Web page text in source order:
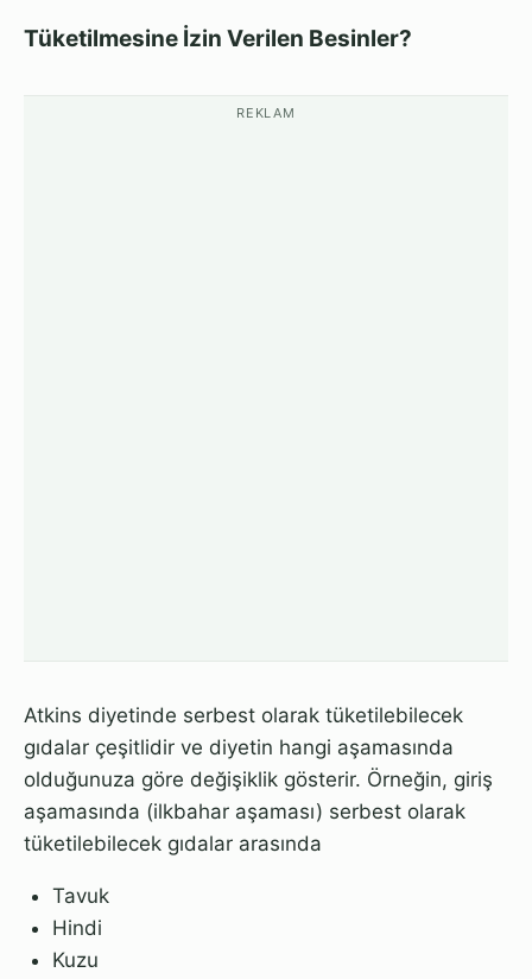
Tüketilmesine İzin Verilen Besinler?
REKLAM
Atkins diyetinde serbest olarak tüketilebilecek
gıdalar çeşitlidir ve diyetin hangi aşamasında
olduğunuza göre değişiklik gösterir. Örneğin, giriş
aşamasında (ilkbahar aşaması) serbest olarak
tüketilebilecek gıdalar arasında
Tavuk
Hindi
Kuzu